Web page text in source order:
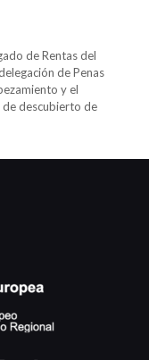
de Rentas del
de Penas
y el
de descubierto de